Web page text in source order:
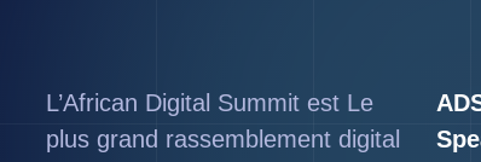
L’African Digital Summit est Le
plus grand rassemblement digital